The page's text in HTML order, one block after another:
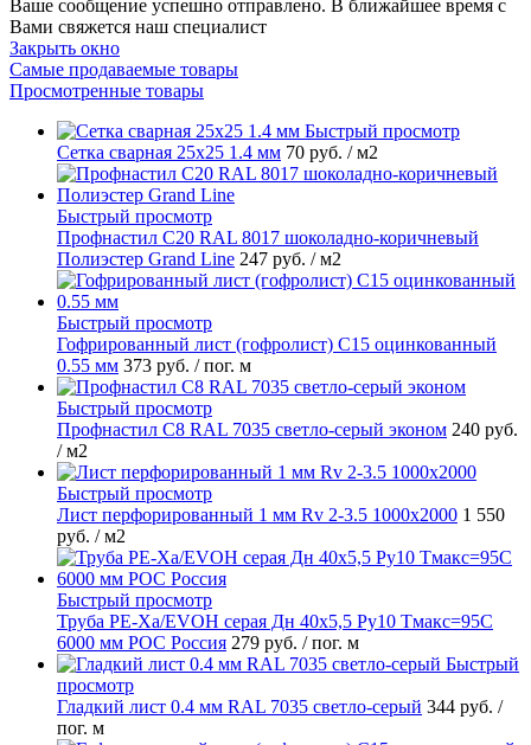
Ваше сообщение успешно отправлено. В ближайшее время с
Вами свяжется наш специалист
Закрыть окно
Самые продаваемые товары
Просмотренные товары
Быстрый просмотр
Сетка сварная 25х25 1.4 мм 70 руб. / м2
Быстрый просмотр
Профнастил С20 RAL 8017 шоколадно-коричневый
Полиэстер Grand Line 247 руб. / м2
Быстрый просмотр
Гофрированный лист (гофролист) С15 оцинкованный
0.55 мм 373 руб. / пог. м
Быстрый просмотр
Профнастил С8 RAL 7035 светло-серый эконом 240 руб.
/ м2
Быстрый просмотр
Лист перфорированный 1 мм Rv 2-3.5 1000х2000 1 550
руб. / м2
Быстрый просмотр
Труба PE-Xa/EVOH серая Дн 40х5,5 Ру10 Тмакс=95C
6000 мм РОС Россия 279 руб. / пог. м
Быстрый
просмотр
Гладкий лист 0.4 мм RAL 7035 светло-серый 344 руб. /
пог. м